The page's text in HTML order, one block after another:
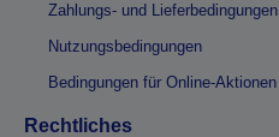
Zahlungs- und Lieferbedingungen
Nutzungsbedingungen
Bedingungen für Online-Aktionen
Rechtliches